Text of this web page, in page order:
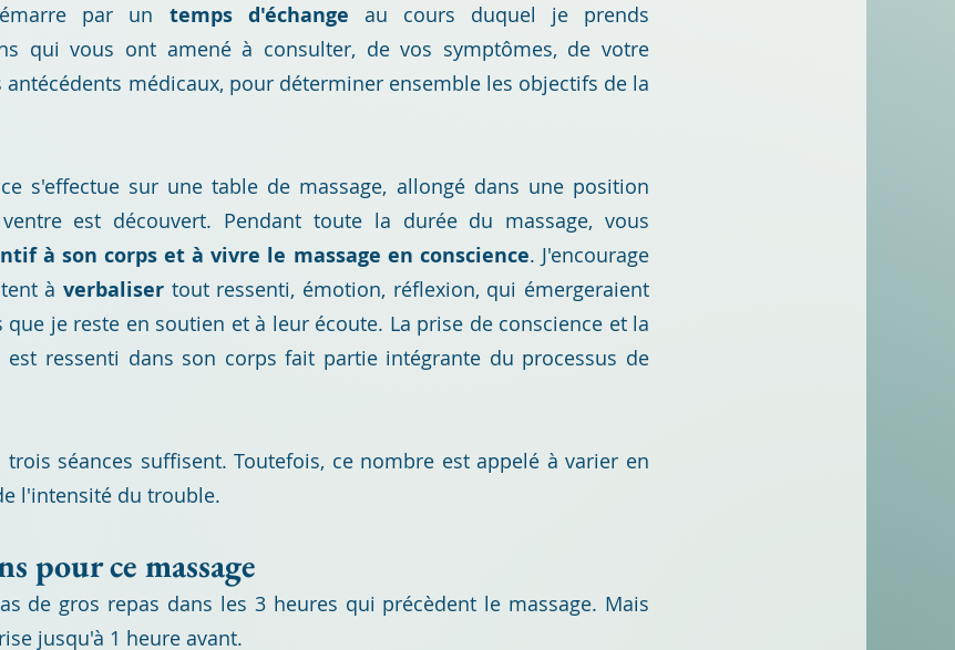
par un temps d'échange au cours duquel je prends
qui vous ont amené à consulter, de vos symptômes, de votre
antécédents médicaux, pour déterminer ensemble les objectifs de la
s'effectue sur une table de massage, allongé dans une position
est découvert. Pendant toute la durée du massage, vous
à son corps et à vivre le massage en conscience. J'encourage
à verbaliser tout ressenti, émotion, réflexion, qui émergeraient
je reste en soutien et à leur écoute. La prise de conscience et la
ressenti dans son corps fait partie intégrante du processus de
trois séances suffisent. Toutefois, ce nombre est appelé à varier en
l'intensité du trouble.
pour ce massage
de gros repas dans les 3 heures qui précèdent le massage. Mais
jusqu'à 1 heure avant.